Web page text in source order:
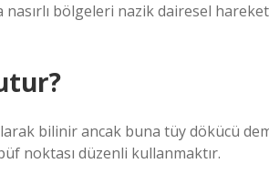
nasırlı bölgeleri nazik dairesel
bilinir ancak buna tüy dökücü
noktası düzenli kullanmaktır.